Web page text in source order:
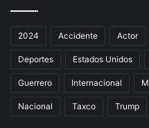
2024 Accidente Actor
Deportes Estados Unidos
Guerrero Internacional
Nacional Taxco Trump